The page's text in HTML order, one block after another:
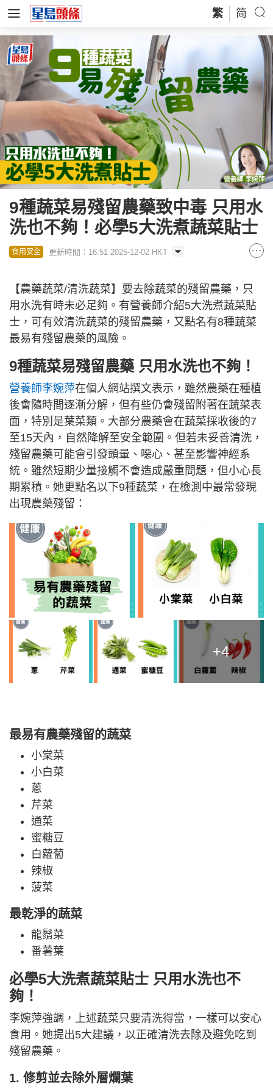
繁 简
9種蔬菜易殘留農藥致中毒 只用水
洗也不夠！必學5大洗煮蔬菜貼士
食用安全 更新時間：16:51 2025-12-02 HKT
【農藥蔬菜/清洗蔬菜】要去除蔬菜的殘留農藥，只
用水洗有時未必足夠。有營養師介紹5大洗煮蔬菜貼
士，可有效清洗蔬菜的殘留農藥，又點名有8種蔬菜
最易有殘留農藥的風險。
9種蔬菜易殘留農藥 只用水洗也不夠！
營養師李婉萍在個人網站撰文表示，雖然農藥在種植
後會隨時間逐漸分解，但有些仍會殘留附著在蔬菜表
面，特別是葉菜類。大部分農藥會在蔬菜採收後的7
至15天內，自然降解至安全範圍。但若未妥善清洗，
殘留農藥可能會引發頭暈、噁心、甚至影響神經系
統。雖然短期少量接觸不會造成嚴重問題，但小心長
期累積。她更點名以下9種蔬菜，在檢測中最常發現
出現農藥殘留：
+4
最易有農藥殘留的蔬菜
小棠菜
小白菜
蔥
芹菜
通菜
蜜糖豆
白蘿蔔
辣椒
菠菜
最乾淨的蔬菜
龍鬚菜
番薯葉
必學5大洗煮蔬菜貼士 只用水洗也不
夠！
李婉萍強調，上述蔬菜只要清洗得當，一樣可以安心
食用。她提出5大建議，以正確清洗去除及避免吃到
殘留農藥。
1. 修剪並去除外層爛葉